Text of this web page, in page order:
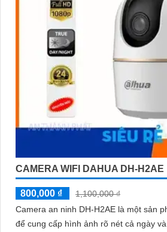
CAMERA WIFI DAHUA DH-H2AE
800,000 ₫
1,100,000 ₫
Camera an ninh DH-H2AE là một sản
để cung cấp hình ảnh rõ nét cả ngày và đêm. Với độ phân